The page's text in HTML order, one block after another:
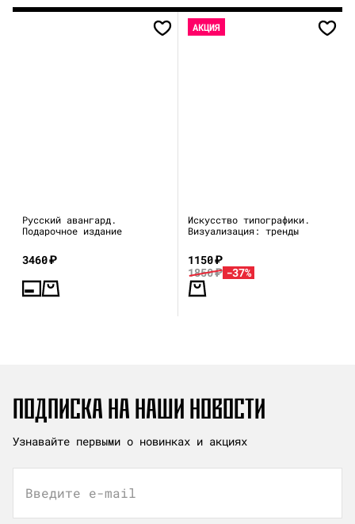
Русский авангард.
Подарочное издание
3460₽
АКЦИЯ
Искусство типографики.
Визуализация: тренды
1150₽
1850₽ -37%
ПОДПИСКА НА НАШИ НОВОСТИ
Узнавайте первыми о новинках и акциях
Введите e-mail